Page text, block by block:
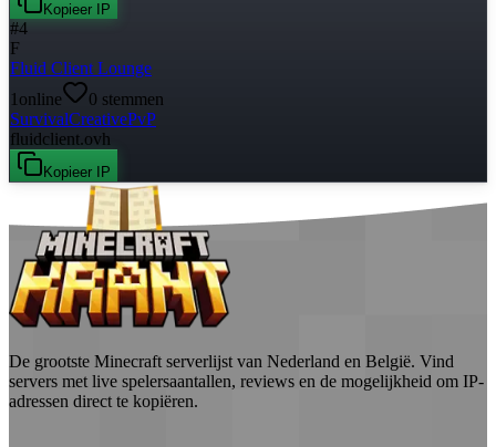
Kopieer IP
#4
F
Fluid Client Lounge
1 online 0 stemmen
SurvivalCreativePvP
fluidclient.ovh
Kopieer IP
De grootste Minecraft serverlijst van Nederland en België. Vind
servers met live spelersaantallen, reviews en de mogelijkheid om IP-
adressen direct te kopiëren.